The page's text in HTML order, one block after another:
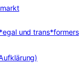
und trans*formers